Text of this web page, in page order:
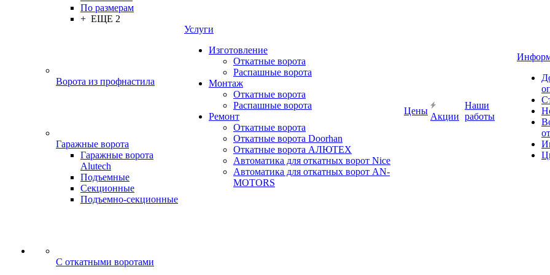
По размерам
+ ЕЩЕ 2
Ворота из профнастила
Гаражные ворота
Гаражные ворота
Alutech
Подъемные
Секционные
Подъемно-секционные
C откатными воротами
Услуги
Изготовление
Откатные ворота
Распашные ворота
Монтаж
Откатные ворота
Распашные ворота
Ремонт
Откатные ворота
Откатные ворота Doorhan
Откатные ворота АЛЮТЕХ
Автоматика для откатных ворот Nice
Автоматика для откатных ворот AN-
MOTORS
Цены
Акции
Наши
работы